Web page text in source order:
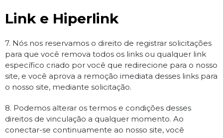
Link e Hiperlink
7. Nós nos reservamos o direito de registrar solicitações
para que você remova todos os links ou qualquer link
específico criado por você que redirecione para o nosso
site, e você aprova a remoção imediata desses links para
o nosso site, mediante solicitação.
8. Podemos alterar os termos e condições desses
direitos de vinculação a qualquer momento. Ao
conectar-se continuamente ao nosso site, você